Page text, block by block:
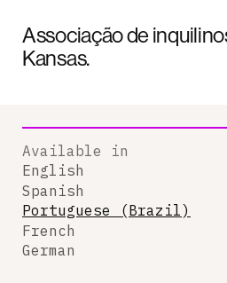
Associação de
Kansas.
Available in
English
Spanish
Portuguese (Brazil)
French
German